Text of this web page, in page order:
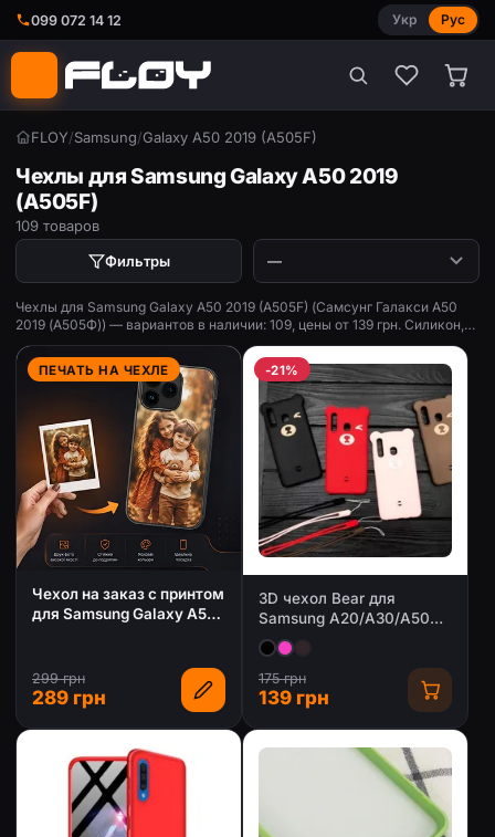
099 072 14 12 Укр Рус
FLOY/Samsung/Galaxy A50 2019 (A505F)
Чехлы для Samsung Galaxy A50 2019
(A505F)
109 товаров
Фильтры
Чехлы для Samsung Galaxy A50 2019 (A505F) (Самсунг Галакси А50
2019 (А505Ф)) — вариантов в наличии: 109, цены от 139 грн. Силикон,
книжки, противоударные, с принтом.
ПЕЧАТЬ НА ЧЕХЛЕ
Чехол на заказ с принтом
для Samsung Galaxy A50
299 грн
289 грн
-21%
3D чехол Bear для
Samsung A20/A30/A50
(2019)
175 грн
139 грн